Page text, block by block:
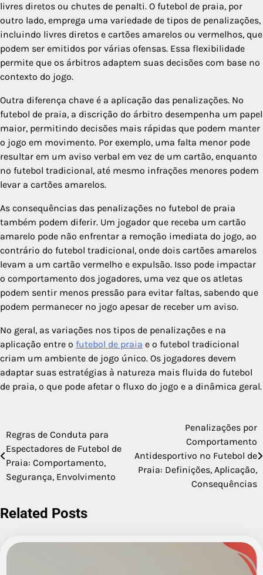
livres diretos ou chutes de penalti. O futebol de praia, por
outro lado, emprega uma variedade de tipos de penalizações,
incluindo livres diretos e cartões amarelos ou vermelhos, que
podem ser emitidos por várias ofensas. Essa flexibilidade
permite que os árbitros adaptem suas decisões com base no
contexto do jogo.
Outra diferença chave é a aplicação das penalizações. No
futebol de praia, a discrição do árbitro desempenha um papel
maior, permitindo decisões mais rápidas que podem manter
o jogo em movimento. Por exemplo, uma falta menor pode
resultar em um aviso verbal em vez de um cartão, enquanto
no futebol tradicional, até mesmo infrações menores podem
levar a cartões amarelos.
As consequências das penalizações no futebol de praia
também podem diferir. Um jogador que receba um cartão
amarelo pode não enfrentar a remoção imediata do jogo, ao
contrário do futebol tradicional, onde dois cartões amarelos
levam a um cartão vermelho e expulsão. Isso pode impactar
o comportamento dos jogadores, uma vez que os atletas
podem sentir menos pressão para evitar faltas, sabendo que
podem permanecer no jogo apesar de receber um aviso.
No geral, as variações nos tipos de penalizações e na
aplicação entre o futebol de praia e o futebol tradicional
criam um ambiente de jogo único. Os jogadores devem
adaptar suas estratégias à natureza mais fluida do futebol
de praia, o que pode afetar o fluxo do jogo e a dinâmica geral.
Post
navigation
Regras de Conduta para
Espectadores de Futebol de
Praia: Comportamento,
Segurança, Envolvimento
Penalizações por
Comportamento
Antidesportivo no Futebol de
Praia: Definições, Aplicação,
Consequências
Related Posts